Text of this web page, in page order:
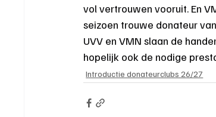
vol vertrouwen vooruit. En
seizoen trouwe donateur
UVV en VMN slaan de
hopelijk ook de nodige
Introductie donateurclubs 26/27